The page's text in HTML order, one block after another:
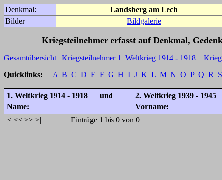
Denkmal:
Landsberg am Lech
Bilder
Bildgalerie
Kriegsteilnehmer erfasst auf Denkmal,
Gesamtübersicht Kriegsteilnehmer 1. Weltkrieg 1914 - 1918
Quicklinks:
A B C D E F G H I J K L M N O P Q R S
1. Weltkrieg 1914 - 1918 und
2. Weltkrieg 1939 - 1945
Name:
Vorname:
|< << >> >| Einträge 1 bis 0 von 0